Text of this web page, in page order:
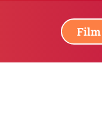
für Kinder
Film